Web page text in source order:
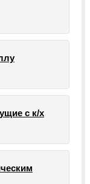
с к/х